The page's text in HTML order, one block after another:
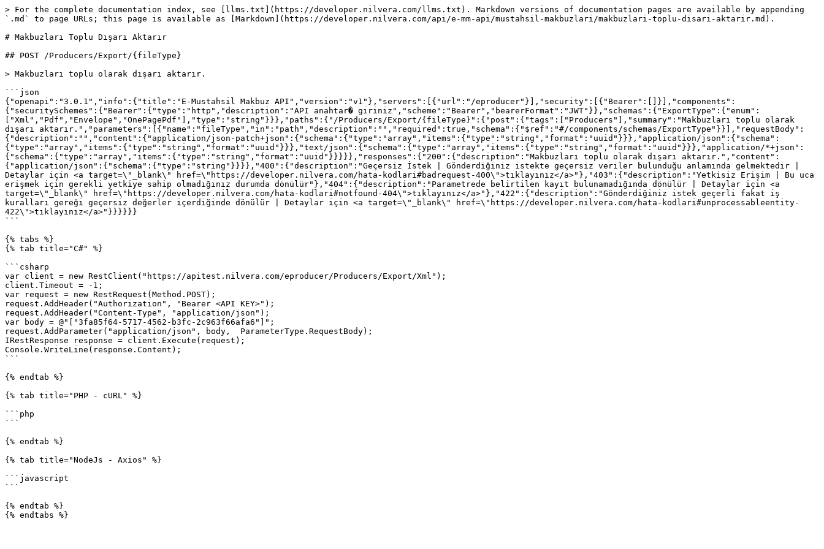
> For the complete documentation index, see [llms.txt](https://developer.nilvera.com/llms.txt). Markdown versions of documentation pages are available by appending
`.md` to page URLs; this page is available as [Markdown](https://developer.nilvera.com/api/e-mm-api/mustahsil-makbuzlari/makbuzlari-toplu-disari-aktarir.md).
# Makbuzları Toplu Dışarı Aktarır
## POST /Producers/Export/{fileType}
> Makbuzları toplu olarak dışarı aktarır.
```json
{"openapi":"3.0.1","info":{"title":"E-Mustahsil Makbuz API","version":"v1"},"servers":[{"url":"/eproducer"}],"security":[{"Bearer":[]}],"components":
{"securitySchemes":{"Bearer":{"type":"http","description":"API anahtar� giriniz","scheme":"Bearer","bearerFormat":"JWT"}},"schemas":{"ExportType":{"enum":
["Xml","Pdf","Envelope","OnePagePdf"],"type":"string"}}},"paths":{"/Producers/Export/{fileType}":{"post":{"tags":["Producers"],"summary":"Makbuzları toplu olarak
dışarı aktarır.","parameters":[{"name":"fileType","in":"path","description":"","required":true,"schema":{"$ref":"#/components/schemas/ExportType"}}],"requestBody":
{"description":"","content":{"application/json-patch+json":{"schema":{"type":"array","items":{"type":"string","format":"uuid"}}},"application/json":{"schema":
{"type":"array","items":{"type":"string","format":"uuid"}}},"text/json":{"schema":{"type":"array","items":{"type":"string","format":"uuid"}}},"application/*+json":
{"schema":{"type":"array","items":{"type":"string","format":"uuid"}}}}},"responses":{"200":{"description":"Makbuzları toplu olarak dışarı aktarır.","content":
{"application/json":{"schema":{"type":"string"}}}},"400":{"description":"Geçersiz İstek | Gönderdiğiniz istekte geçersiz veriler bulunduğu anlamında gelmektedir |
Detaylar için <a target=\"_blank\" href=\"https://developer.nilvera.com/hata-kodlari#badrequest-400\">tıklayınız</a>"},"403":{"description":"Yetkisiz Erişim | Bu uca
erişmek için gerekli yetkiye sahip olmadığınız durumda dönülür"},"404":{"description":"Parametrede belirtilen kayıt bulunamadığında dönülür | Detaylar için <a
target=\"_blank\" href=\"https://developer.nilvera.com/hata-kodlari#notfound-404\">tıklayınız</a>"},"422":{"description":"Gönderdiğiniz istek geçerli fakat iş
kuralları gereği geçersiz değerler içerdiğinde dönülür | Detaylar için <a target=\"_blank\" href=\"https://developer.nilvera.com/hata-kodlari#unprocessableentity-
422\">tıklayınız</a>"}}}}}}
```
{% tabs %}
{% tab title="C#" %}
```csharp
var client = new RestClient("https://apitest.nilvera.com/eproducer/Producers/Export/Xml");
client.Timeout = -1;
var request = new RestRequest(Method.POST);
request.AddHeader("Authorization", "Bearer <API KEY>");
request.AddHeader("Content-Type", "application/json");
var body = @"["3fa85f64-5717-4562-b3fc-2c963f66afa6"]";
request.AddParameter("application/json", body,  ParameterType.RequestBody);
IRestResponse response = client.Execute(request);
Console.WriteLine(response.Content);
```
{% endtab %}
{% tab title="PHP - cURL" %}
```php
```
{% endtab %}
{% tab title="NodeJs - Axios" %}
```javascript
```
{% endtab %}